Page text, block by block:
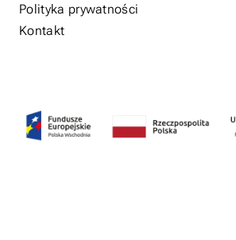
Polityka prywatności
Kontakt